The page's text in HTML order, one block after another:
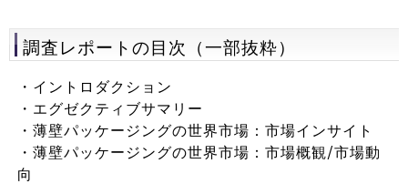
調査レポートの目次（一部抜粋）
・イントロダクション
・エグゼクティブサマリー
・薄壁パッケージングの世界市場：市場インサイト
・薄壁パッケージングの世界市場：市場概観/市場動
向